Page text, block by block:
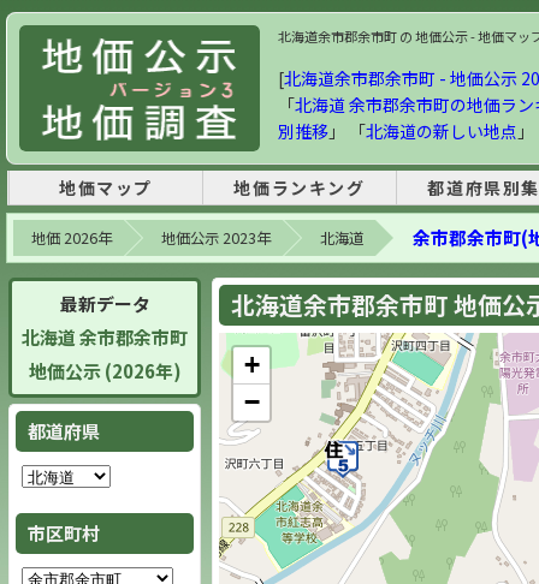
北海道余市郡余市町 の 地価公示 - 地価マッ
[北海道余市郡余市町 - 地価公示
「北海道 余市郡余市町の地価ラ
別推移 」 「北海道の新しい地点
地価マップ 地価ランキング 都道府県別
地価 2026年 地価公示 2023年 北海道 余市郡余市町(
最新データ
北海道 余市郡余市町
地価公示 (2026年)
都道府県
市区町村
北海道余市郡余市町 地価
+
−